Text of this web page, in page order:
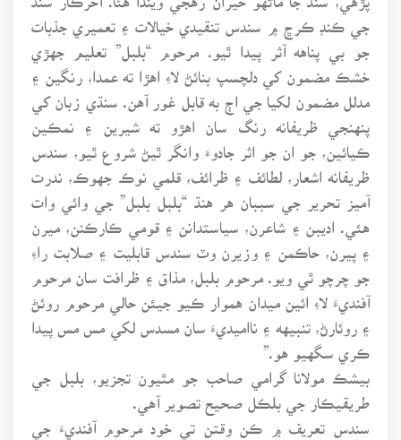
جي ڪنڊ ڪرڇ ۾ سندس تنقيدي خيالات ۽ تعميري جذبات
جو بي پناهه آثر پيدا ٿيو. مرحوم “بلبل” تعليم جهڙي
خشڪ مضمون کي دلچسپ بنائڻ لاءِ اهڙا ته عمدا، رنگين ۽
مدلل مضمون لکيا جي اڄ به قابل غور آهن. سنڌي زبان کي
پنهنجي ظريفانه رنگ سان اهڙو ته شيرين ۽ نمڪين
ڪيائين، جو ان جو اثر جادوءَ وانگر ٿيڻ شروع ٿيو، سندس
ظريفانه اشعار، لطائف ۽ ظرائف، قلمي نوڪ جهوڪ، ندرت
آميز تحرير جي سببان هر هنڌ “بلبل بلبل” جي وائي وات
هئي. اديبن ۽ شاعرن، سياستدانن ۽ قومي ڪارڪنن، ميرن
۽ پيرن، حاڪمن ۽ وزيرن وٽ سندس قابليت ۽ صلابت راءِ
جو چرچو ٿي ويو. مرحوم بلبل، مذاق ۽ ظرافت سان مرحوم
آفنديءَ لاءِ ائين ميدان هموار ڪيو جيئن حالي مرحوم روئڻ
۽ روئارڻ، تنبيهه ۽ نااميديءَ سان مسدس لکي مس مس پيدا
ڪري سگهيو هو.”
بيشڪ مولانا گرامي صاحب جو مٿيون تجزيو، بلبل جي
طريقيڪار جي بلڪل صحيح تصوير آهي.
سندس تعريف ۾ ڪن وقتن تي خود مرحوم آفنديءَ جي